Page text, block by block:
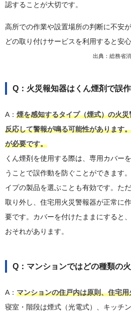
認することが大切です。
高所での作業や設置場所の判断に不安
どの取り付けサービスを利用すると安心
出典： 総務省
Q：火災報知器はくん煙剤で誤
A： 煙を感知するタイプ（煙式）の火
反応して警報が鳴る可能性があります
が必要です。
くん煙剤を使用する際は、専用カバー
うことで誤作動を防ぐことができます
イプの製品を選ぶことも有効です。た
取り外し、住宅用火災警報器が正常に
要です。カバーを付けたままにすると
おそれがあります。
Q：マンションではどの種類の
A： マンションの住戸内は原則、住宅
寝室・階段は煙式（光電式）、キッチ